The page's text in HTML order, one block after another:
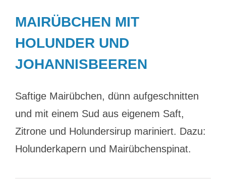
MAIRÜBCHEN MIT
HOLUNDER UND
JOHANNISBEEREN
Saftige Mairübchen, dünn aufgeschnitten
und mit einem Sud aus eigenem Saft,
Zitrone und Holundersirup mariniert. Dazu:
Holunderkapern und Mairübchenspinat.